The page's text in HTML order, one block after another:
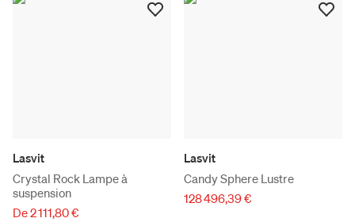
Lasvit
Crystal Rock Lampe à
suspension
De 2 111,80 €
Lasvit
Candy Sphere Lustre
128 496,39 €